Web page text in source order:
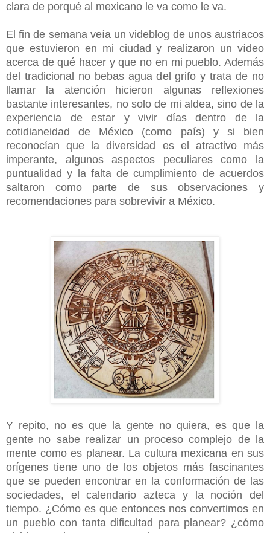
clara de porqué al mexicano le va como le va.
El fin de semana veía un videblog de unos austriacos
que estuvieron en mi ciudad y realizaron un vídeo
acerca de qué hacer y que no en mi pueblo. Además
del tradicional no bebas agua del grifo y trata de no
llamar la atención hicieron algunas reflexiones
bastante interesantes, no solo de mi aldea, sino de la
experiencia de estar y vivir días dentro de la
cotidianeidad de México (como país) y si bien
reconocían que la diversidad es el atractivo más
imperante, algunos aspectos peculiares como la
puntualidad y la falta de cumplimiento de acuerdos
saltaron como parte de sus observaciones y
recomendaciones para sobrevivir a México.
Y repito, no es que la gente no quiera, es que la
gente no sabe realizar un proceso complejo de la
mente como es planear. La cultura mexicana en sus
orígenes tiene uno de los objetos más fascinantes
que se pueden encontrar en la conformación de las
sociedades, el calendario azteca y la noción del
tiempo. ¿Cómo es que entonces nos convertimos en
un pueblo con tanta dificultad para planear? ¿cómo